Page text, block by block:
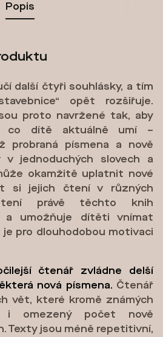
Popis
další čtyři souhlásky, a tím
opět rozšiřuje.
proto navržené tak, aby
co dítě aktuálně umí –
probraná písmena a nově
v jednoduchých slovech a
okamžitě uplatnit nové
si jejich čtení v různých
právě těchto knih
a umožňuje dítěti vnímat
pro dlouhodobou motivaci
čtenář zvládne delší
nová písmena. Čtenář
vět, které kromě známých
i omezený počet nově
Texty jsou méně repetitivní,